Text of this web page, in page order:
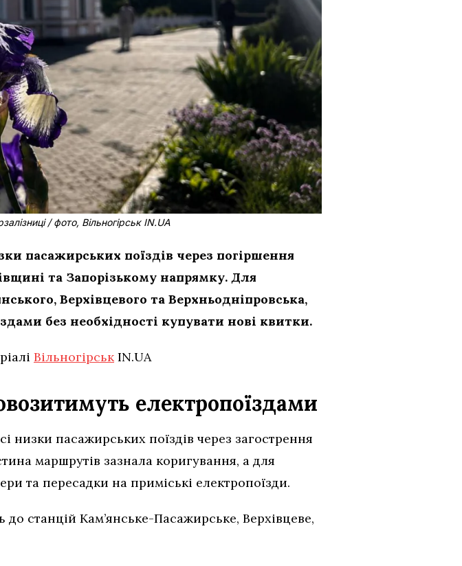
/ фото, Вільногірськ IN.UA
пасажирських поїздів через погіршення
та Запорізькому напрямку. Для
Верхівцевого та Верхньодніпровська,
без необхідності купувати нові квитки.
ВільногірськIN.UA
електропоїздами
низки пасажирських поїздів через загострення
маршрутів зазнала коригування, а для
та пересадки на приміські електропоїзди.
станцій Кам’янське-Пасажирське, Верхівцеве,